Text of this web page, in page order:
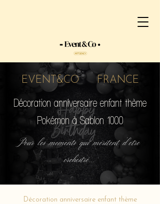
EVENT&CO FRANCE
Décoration anniversaire enfant thème
Pokémon à Sablon 1000
Pour les moments qui méritent d'etre
orchestré...
Décoration anniversaire enfant thème